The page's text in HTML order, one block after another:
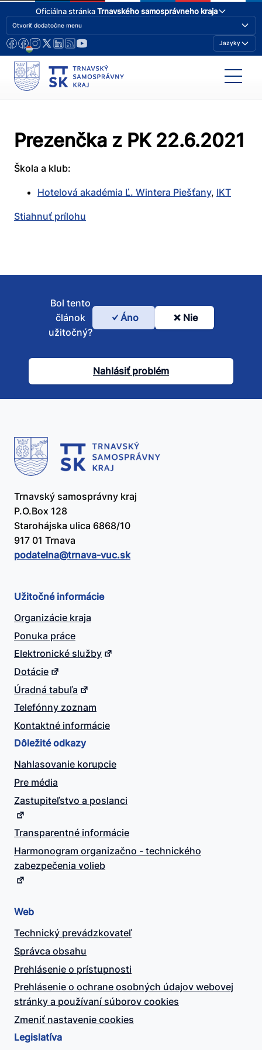
Oficiálna stránkaTrnavského samosprávneho kraja
Otvoriť dodatočne menu
Jazyky
Prezenčka z PK 22.6.2021
Škola a klub:
Hotelová akadémia Ľ. Wintera Piešťany, IKT
Stiahnuť prílohu
Bol
článok
užitočný?
Bol tento
článok
užitočný?
Áno Nie
Nahlásiť problém
Trnavský samosprávny kraj
P.O.Box 128
Starohájska ulica 6868/10
917 01 Trnava
podatelna@​trnava-vuc.sk
Užitočné informácie
Organizácie kraja
Ponuka práce
Elektronické služby
Dotácie
Úradná tabuľa
Telefónny zoznam
Kontaktné informácie
Dôležité odkazy
Nahlasovanie korupcie
Pre média
Zastupiteľstvo a poslanci
Transparentné informácie
Harmonogram organizačno - technického
zabezpečenia volieb
Web
Technický prevádzkovateľ
Správca obsahu
Prehlásenie o prístupnosti
Prehlásenie o ochrane osobných údajov webovej
stránky a používaní súborov cookies
Zmeniť nastavenie cookies
Legislatíva